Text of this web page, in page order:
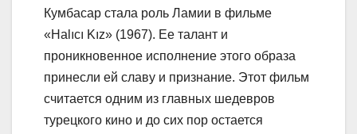
Кумбасар стала роль Ламии в фильме
«Halıcı Kız» (1967). Ее талант и
проникновенное исполнение этого образа
принесли ей славу и признание. Этот фильм
считается одним из главных шедевров
турецкого кино и до сих пор остается